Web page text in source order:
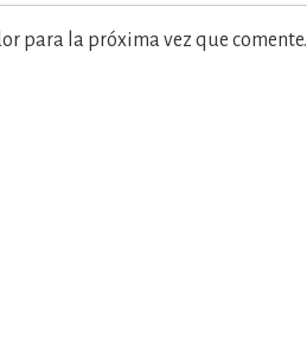
para la próxima vez que comente.